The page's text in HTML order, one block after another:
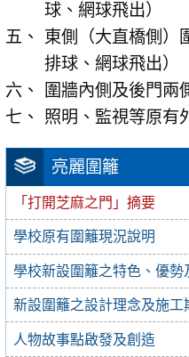
亮麗圍籬
「打開芝麻之門」摘要
學校原有圍籬現況說明
學校新設圍籬之特色、優勢
新設圍籬之設計理念及施工
人物故事點啟發及創造
球、網球飛出）
東側（大直橋側）
排球、網球飛出）
圍牆內側及後門兩
照明、監視等原有